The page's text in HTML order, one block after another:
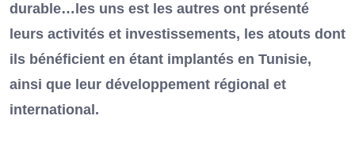
durable…les uns est les autres ont présenté
leurs activités et investissements, les atouts dont
ils bénéficient en étant implantés en Tunisie,
ainsi que leur développement régional et
international.